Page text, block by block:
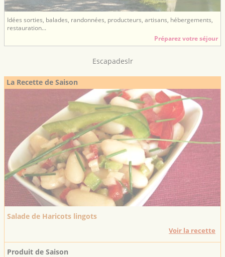
Idées sorties, balades, randonnées, producteurs, artisans, hébergements,
restauration...
Préparez votre séjour
Escapadeslr
La Recette de Saison
Salade de Haricots lingots
Voir la recette
Produit de Saison